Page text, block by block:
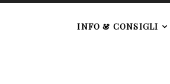
INFO & CONSIGLI